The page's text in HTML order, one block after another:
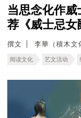
当思念化作
荐《威士忌女
撰文 李華（積木文
阅读文化 艺文活动